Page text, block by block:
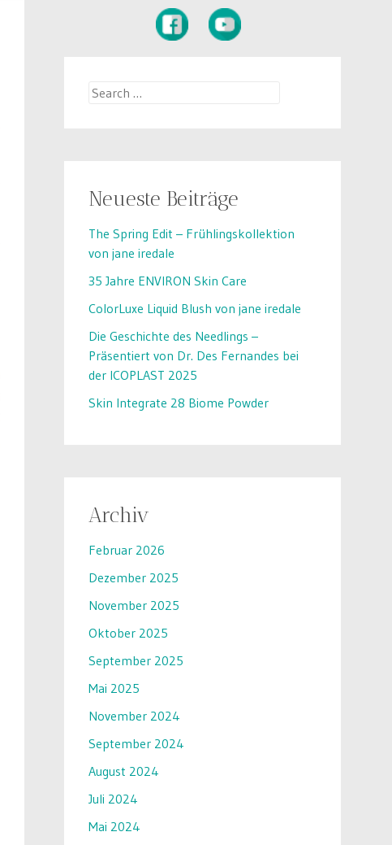
Search
Neueste Beiträge
The Spring Edit – Frühlingskollektion
von jane iredale
35 Jahre ENVIRON Skin Care
ColorLuxe Liquid Blush von jane iredale
Die Geschichte des Needlings –
Präsentiert von Dr. Des Fernandes bei
der ICOPLAST 2025
Skin Integrate 28 Biome Powder
Archiv
Februar 2026
Dezember 2025
November 2025
Oktober 2025
September 2025
Mai 2025
November 2024
September 2024
August 2024
Juli 2024
Mai 2024